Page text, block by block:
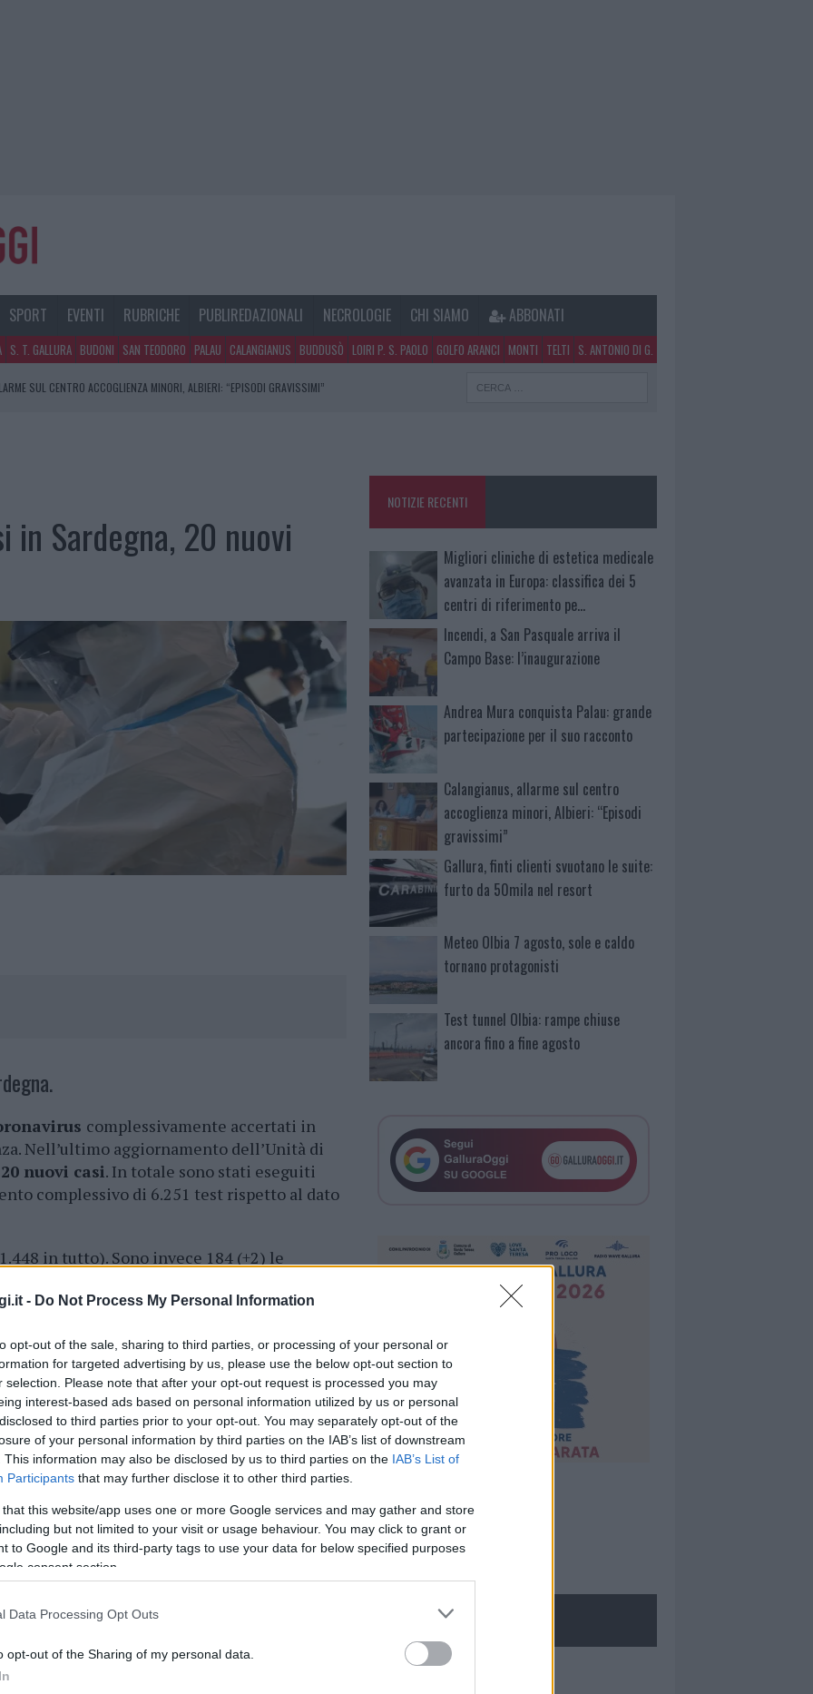
- Do Not Process My Personal Information
opt-out of the sale, sharing to third parties, or processing of your personal or
for targeted advertising by us, please use the below opt-out section to
selection. Please note that after your opt-out request is processed you may
interest-based ads based on personal information utilized by us or personal
to third parties prior to your opt-out. You may separately opt-out of the
of your personal information by third parties on the IAB’s list of downstream
This information may also be disclosed by us to third parties on the IAB’s List of
Participants that may further disclose it to other third parties.
that this website/app uses one or more Google services and may gather and store
but not limited to your visit or usage behaviour. You may click to grant or
to Google and its third-party tags to use your data for below specified purposes
consent section.
Data Processing Opt Outs
opt-out of the Sharing of my personal data.
SPORT EVENTI RUBRICHE PUBLIREDAZIONALI NECROLOGIE CHI SIAMO ABBONATI
S. T. GALLURA BUDONI SAN TEODORO PALAU CALANGIANUS BUDDUSÒ LOIRI P. S. PAOLO GOLFO ARANCI MONTI TELTI S. ANTONIO DI G.
SUL CENTRO ACCOGLIENZA MINORI, ALBIERI: “EPISODI GRAVISSIMI”
PARTECIPAZIONE PER IL SUO RACCONTO
in Sardegna, 20 nuovi
complessivamente accertati in
Nell’ultimo aggiornamento dell’Unità di
nuovi casi. In totale sono stati eseguiti
complessivo di 6.251 test rispetto al dato
in tutto). Sono invece 184 (+2) le
in
. Le persone in isolamento
complessivamente accertati, 14.763 (+13)
di Cagliari, 8.604 nel Sud Sardegna,
Nuoro,17.111 (+3) a Sassari.
cliccandoqui
nella sezioneLogin
NOTIZIE RECENTI
Migliori cliniche di estetica medicale
avanzata in Europa: classifica dei 5
centri di riferimento pe…
Incendi, a San Pasquale arriva il
Campo Base: l’inaugurazione
Andrea Mura conquista Palau: grande
partecipazione per il suo racconto
Calangianus, allarme sul centro
accoglienza minori, Albieri: “Episodi
gravissimi”
Gallura, finti clienti svuotano le suite:
furto da 50mila nel resort
Meteo Olbia 7 agosto, sole e caldo
tornano protagonisti
Test tunnel Olbia: rampe chiuse
ancora fino a fine agosto
NECROLOGIE